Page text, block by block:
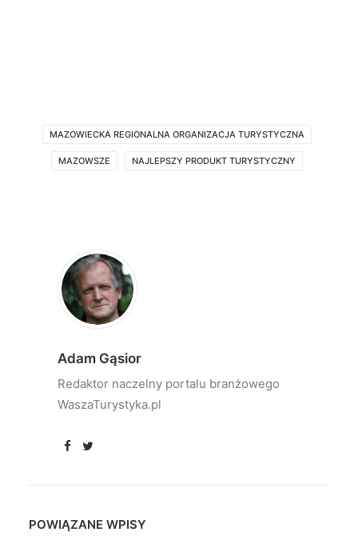
MAZOWIECKA REGIONALNA ORGANIZACJA TURYSTYCZNA
MAZOWSZE NAJLEPSZY PRODUKT TURYSTYCZNY
Adam Gąsior
Redaktor naczelny portalu branżowego
WaszaTurystyka.pl
POWIĄZANE WPISY